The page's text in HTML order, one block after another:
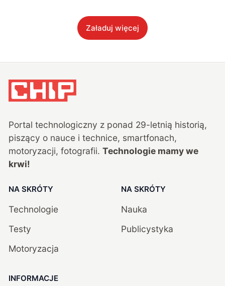
Załaduj więcej
Portal technologiczny z ponad 29-letnią historią,
piszący o nauce i technice, smartfonach,
motoryzacji, fotografii. Technologie mamy we
krwi!
NA SKRÓTY
Technologie
Testy
Motoryzacja
NA SKRÓTY
Nauka
Publicystyka
INFORMACJE